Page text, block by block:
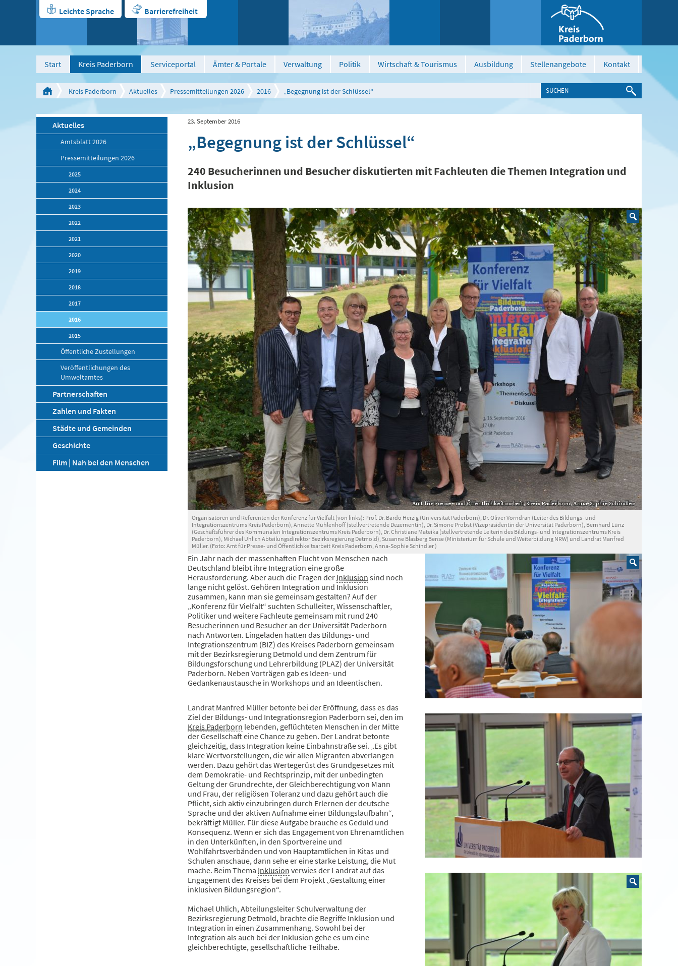
Leichte Sprache Barrierefreiheit
Start Kreis Paderborn Serviceportal Ämter & Portale Verwaltung Politik Wirtschaft & Tourismus Ausbildung Stellenangebote Kontakt
Kreis Paderborn Aktuelles Pressemitteilungen 2026 2016 „Begegnung ist der Schlüssel“
Aktuelles
Amtsblatt 2026
Pressemitteilungen 2026
2025
2024
2023
2022
2021
2020
2019
2018
2017
2016
2015
Öffentliche Zustellungen
Veröffentlichungen des
Umweltamtes
Partnerschaften
Zahlen und Fakten
Städte und Gemeinden
Geschichte
Film | Nah bei den Menschen
23. September 2016
„Begegnung ist der Schlüssel“
240 Besucherinnen und Besucher diskutierten mit Fachleuten die Themen Integration und
Inklusion
Organisatoren und Referenten der Konferenz für Vielfalt (von links): Prof. Dr. Bardo Herzig (Universität Paderborn), Dr. Oliver Vorndran (Leiter des Bildungs- und
Integrationszentrums Kreis Paderborn), Annette Mühlenhoff (stellvertretende Dezernentin), Dr. Simone Probst (Vizepräsidentin der Universität Paderborn), Bernhard Lünz
(Geschäftsführer des Kommunalen Integrationszentrums Kreis Paderborn), Dr. Christiane Mateika (stellvertretende Leiterin des Bildungs- und Integrationszentrums Kreis
Paderborn), Michael Uhlich Abteilungsdirektor Bezirksregierung Detmold), Susanne Blasberg Bense (Ministerium für Schule und Weiterbildung NRW) und Landrat Manfred
Müller. (Foto: Amt für Presse- und Öffentlichkeitsarbeit Kreis Paderborn, Anna-Sophie Schindler )
Ein Jahr nach der massenhaften Flucht von Menschen nach
Deutschland bleibt ihre Integration eine große
Herausforderung. Aber auch die Fragen der Inklusion sind noch
lange nicht gelöst. Gehören Integration und Inklusion
zusammen, kann man sie gemeinsam gestalten? Auf der
„Konferenz für Vielfalt“ suchten Schulleiter, Wissenschaftler,
Politiker und weitere Fachleute gemeinsam mit rund 240
Besucherinnen und Besucher an der Universität Paderborn
nach Antworten. Eingeladen hatten das Bildungs- und
Integrationszentrum (BIZ) des Kreises Paderborn gemeinsam
mit der Bezirksregierung Detmold und dem Zentrum für
Bildungsforschung und Lehrerbildung (PLAZ) der Universität
Paderborn. Neben Vorträgen gab es Ideen- und
Gedankenaustausche in Workshops und an Ideentischen.
Landrat Manfred Müller betonte bei der Eröffnung, dass es das
Ziel der Bildungs- und Integrationsregion Paderborn sei, den im
Kreis Paderborn lebenden, geflüchteten Menschen in der Mitte
der Gesellschaft eine Chance zu geben. Der Landrat betonte
gleichzeitig, dass Integration keine Einbahnstraße sei. „Es gibt
klare Wertvorstellungen, die wir allen Migranten abverlangen
werden. Dazu gehört das Wertegerüst des Grundgesetzes mit
dem Demokratie- und Rechtsprinzip, mit der unbedingten
Geltung der Grundrechte, der Gleichberechtigung von Mann
und Frau, der religiösen Toleranz und dazu gehört auch die
Pflicht, sich aktiv einzubringen durch Erlernen der deutsche
Sprache und der aktiven Aufnahme einer Bildungslaufbahn“,
bekräftigt Müller. Für diese Aufgabe brauche es Geduld und
Konsequenz. Wenn er sich das Engagement von Ehrenamtlichen
in den Unterkünften, in den Sportvereine und
Wohlfahrtsverbänden und von Hauptamtlichen in Kitas und
Schulen anschaue, dann sehe er eine starke Leistung, die Mut
mache. Beim Thema Inklusion verwies der Landrat auf das
Engagement des Kreises bei dem Projekt „Gestaltung einer
inklusiven Bildungsregion“.
Michael Uhlich, Abteilungsleiter Schulverwaltung der
Bezirksregierung Detmold, brachte die Begriffe Inklusion und
Integration in einen Zusammenhang. Sowohl bei der
Integration als auch bei der Inklusion gehe es um eine
gleichberechtigte, gesellschaftliche Teilhabe.